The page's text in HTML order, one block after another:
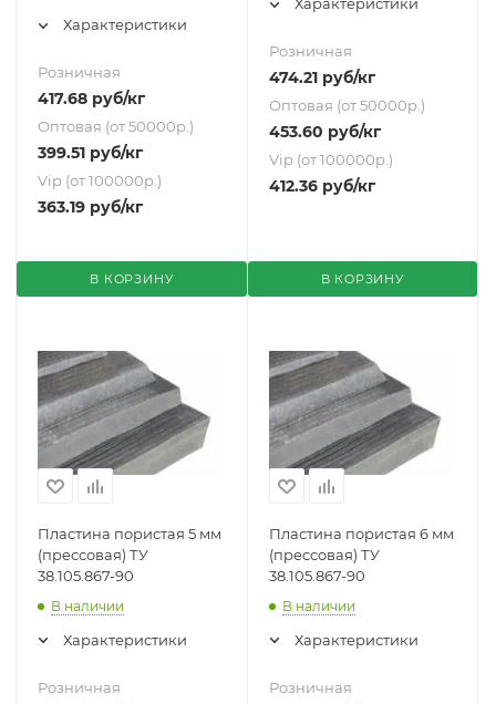
Характеристики
Розничная
417.68 руб/кг
Оптовая (от 50000р.)
399.51 руб/кг
Vip (от 100000р.)
363.19 руб/кг
В КОРЗИНУ
Характеристики
Розничная
474.21руб/кг
Оптовая (от 50000р.)
453.60 руб/кг
Vip (от 100000р.)
412.36руб/кг
В КОРЗИНУ
Пластина пористая 5 мм
(прессовая) ТУ
38.105.867-90
В наличии
Характеристики
Розничная
Пластина пористая 6 мм
(прессовая) ТУ
38.105.867-90
В наличии
Характеристики
Розничная